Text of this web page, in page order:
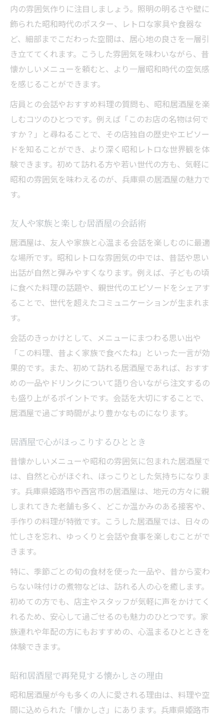
内の雰囲気作りに注目しましょう。照明の明るさや壁に
飾られた昭和時代のポスター、レトロな家具や食器な
ど、細部までこだわった空間は、居心地の良さを一層引
き立ててくれます。こうした雰囲気を味わいながら、昔
懐かしいメニューを頼むと、より一層昭和時代の空気感
を感じることができます。
店員との会話やおすすめ料理の質問も、昭和居酒屋を楽
しむコツのひとつです。例えば「このお店の名物は何で
すか？」と尋ねることで、その店独自の歴史やエピソー
ドを知ることができ、より深く昭和レトロな世界観を体
験できます。初めて訪れる方や若い世代の方も、気軽に
昭和の雰囲気を味わえるのが、兵庫県の居酒屋の魅力で
す。
友人や家族と楽しむ居酒屋の会話術
居酒屋は、友人や家族と心温まる会話を楽しむのに最適
な場所です。昭和レトロな雰囲気の中では、昔話や思い
出話が自然と弾みやすくなります。例えば、子どもの頃
に食べた料理の話題や、親世代のエピソードをシェアす
ることで、世代を超えたコミュニケーションが生まれま
す。
会話のきっかけとして、メニューにまつわる思い出や
「この料理、昔よく家族で食べたね」といった一言が効
果的です。また、初めて訪れる居酒屋であれば、おすす
めの一品やドリンクについて語り合いながら注文するの
も盛り上がるポイントです。会話を大切にすることで、
居酒屋で過ごす時間がより豊かなものになります。
居酒屋で心がほっこりするひととき
昔懐かしいメニューや昭和の雰囲気に包まれた居酒屋で
は、自然と心がほぐれ、ほっこりとした気持ちになりま
す。兵庫県姫路市や西宮市の居酒屋は、地元の方々に親
しまれてきた老舗も多く、どこか温かみのある接客や、
手作りの料理が特徴です。こうした居酒屋では、日々の
忙しさを忘れ、ゆっくりと会話や食事を楽しむことがで
きます。
特に、季節ごとの旬の食材を使った一品や、昔から変わ
らない味付けの煮物などは、訪れる人の心を癒します。
初めての方でも、店主やスタッフが気軽に声をかけてく
れるため、安心して過ごせるのも魅力のひとつです。家
族連れや年配の方にもおすすめの、心温まるひとときを
体験できます。
昭和居酒屋で再発見する懐かしさの理由
昭和居酒屋が今も多くの人に愛される理由は、料理や空
間に込められた「懐かしさ」にあります。兵庫県姫路市